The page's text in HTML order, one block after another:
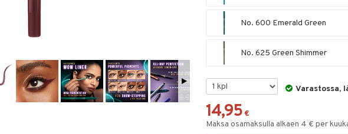
No. 600 Emerald Green
No. 625 Green Shimmer
Varastossa,
14,95 €
Maksa osamaksulla alkaen 4 € per